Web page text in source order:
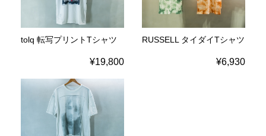
tolq 転写プリントTシャツ
¥19,800
RUSSELL タイダイTシャツ
¥6,930